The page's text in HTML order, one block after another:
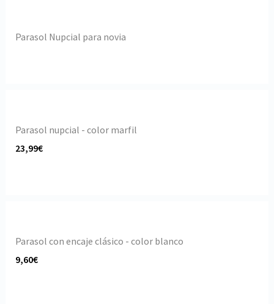
Parasol Nupcial para novia
Parasol nupcial - color marfil
23,99€
Parasol con encaje clásico - color blanco
9,60€